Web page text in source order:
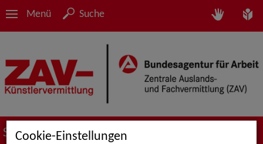
Menü Suche
Suche nach Künstler*innen
Cookie-Einstellungen